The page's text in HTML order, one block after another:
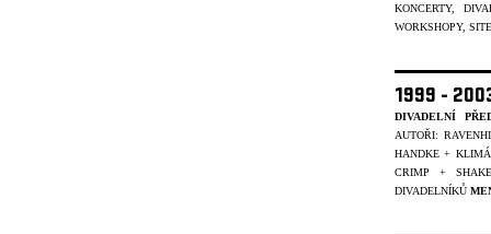
KONCERTY,
WORKSHOPY,
1999 -
DIVADELNÍ
AUTOŘI:
HANDKE +
CRIMP +
DIVADELNÍKŮ